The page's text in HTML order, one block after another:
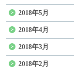
2018年5月
2018年4月
2018年3月
2018年2月